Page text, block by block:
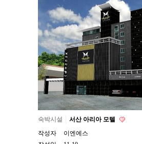
숙박시설
서산 아리아 모텔
작성자
이엔에스